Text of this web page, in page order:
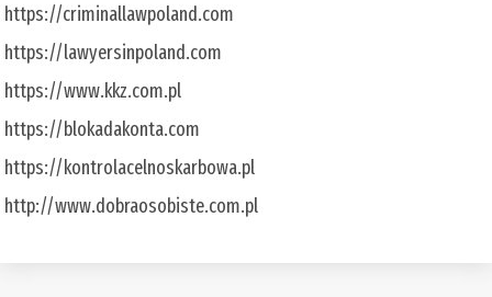
https://criminallawpoland.com
https://lawyersinpoland.com
https://www.kkz.com.pl
https://blokadakonta.com
https://kontrolacelnoskarbowa.pl
http://www.dobraosobiste.com.pl